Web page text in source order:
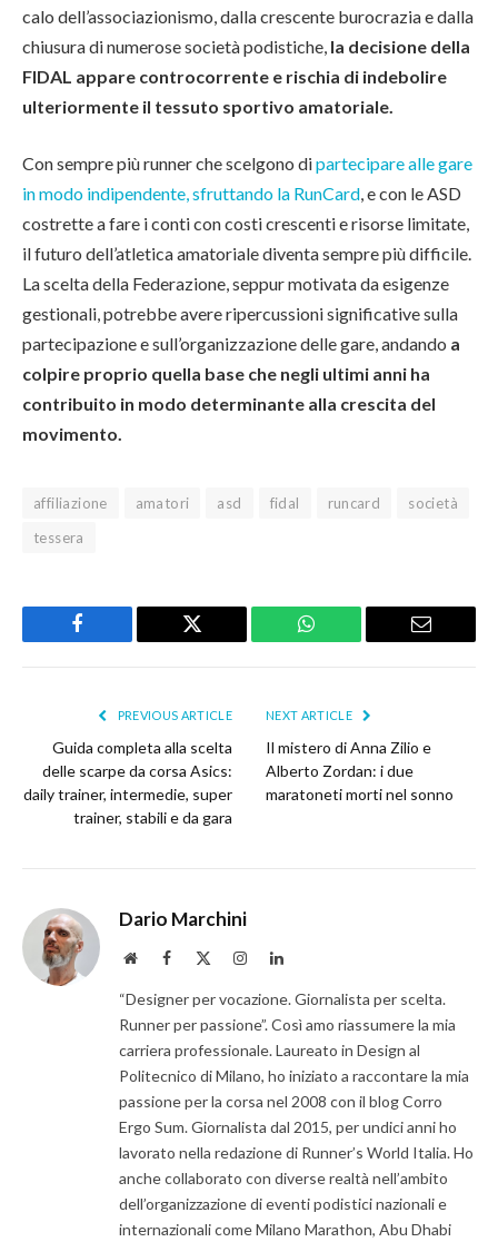
calo dell’associazionismo, dalla crescente burocrazia e dalla
chiusura di numerose società podistiche, la decisione della
FIDAL appare controcorrente e rischia di indebolire
ulteriormente il tessuto sportivo amatoriale.
Con sempre più runner che scelgono dipartecipare alle gare
in modo indipendente, sfruttando la RunCard, e con le ASD
costrette a fare i conti con costi crescenti e risorse limitate,
il futuro dell’atletica amatoriale diventa sempre più difficile.
La scelta della Federazione, seppur motivata da esigenze
gestionali, potrebbe avere ripercussioni significative sulla
partecipazione e sull’organizzazione delle gare, andando a
colpire proprio quella base che negli ultimi anni ha
contribuito in modo determinante alla crescita del
movimento.
affiliazione amatori asd fidal runcard
società
tessera
Facebook Twitter WhatsApp Email
PREVIOUS ARTICLE
Guida completa alla scelta
delle scarpe da corsa Asics:
daily trainer, intermedie, super
trainer, stabili e da gara
NEXT ARTICLE
Il mistero di Anna Zilio e
Alberto Zordan: i due
maratoneti morti nel sonno
Dario Marchini
WebsiteFacebook InstagramLinkedIn
“Designer per vocazione. Giornalista per scelta.
Runner per passione”. Così amo riassumere la mia
carriera professionale. Laureato in Design al
Politecnico di Milano, ho iniziato a raccontare la mia
passione per la corsa nel 2008 con il blog Corro
Ergo Sum. Giornalista dal 2015, per undici anni ho
lavorato nella redazione di Runner’s World Italia. Ho
anche collaborato con diverse realtà nell’ambito
dell’organizzazione di eventi podistici nazionali e
internazionali come Milano Marathon, Abu Dhabi